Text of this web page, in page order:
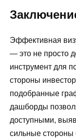
Эффективная
— это не просто
инструмент для
стороны
подобранные
дашборды
доступными,
сильные стороны